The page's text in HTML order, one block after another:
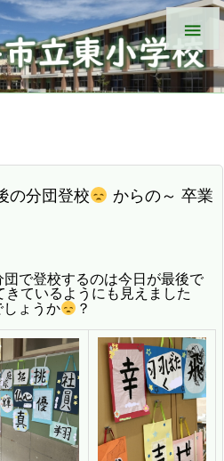

の分団登校
からの～ 卒業
で登校するのは今日が最後で
ているようにも見えました
しょうか ？